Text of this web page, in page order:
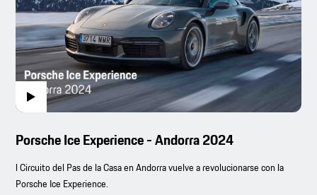
Porsche Ice Experience - Andorra 2024
l Circuito del Pas de la Casa en Andorra vuelve a revolucionarse con la
Porsche Ice Experience.